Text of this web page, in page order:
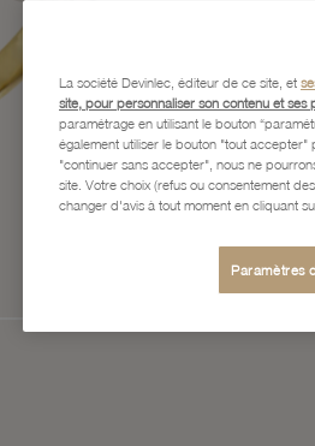
La société Devinlec, éditeur de ce site, et
site, pour personnaliser son contenu et ses
paramétrage en utilisant le bouton
également utiliser le bouton "tout accepter"
"continuer sans accepter", nous ne
site. Votre choix (refus ou consentement
changer d'avis à tout moment en cliquant
Paramètres